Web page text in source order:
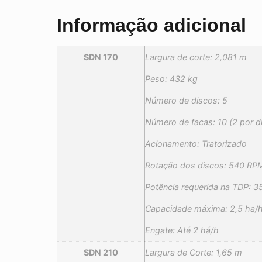
Informação adicional
SDN 170 Largura de corte: 2,081 m
Peso: 432 kg
Número de discos: 5
Número de facas: 10 (2 por
Acionamento: Tratorizado
Rotação dos discos: 540
Potência requerida na TDP:
Capacidade máxima: 2,5 ha/h
Engate: Até 2 há/h
SDN 210 Largura de Corte: 1,65 m